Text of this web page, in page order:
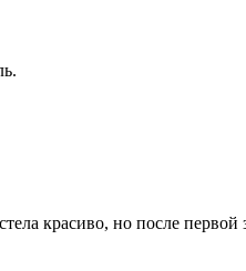
красиво, но после